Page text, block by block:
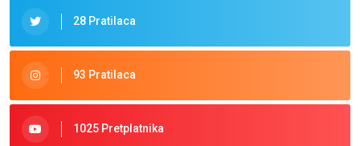
28 Pratilaca
93 Pratilaca
1025 Pretplatnika